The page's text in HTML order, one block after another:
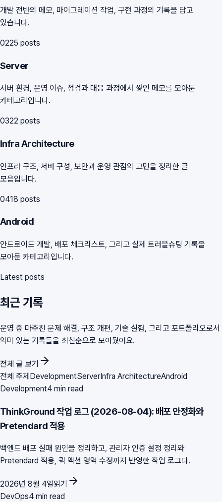
개발 전반의 메모, 마이그레이션 작업, 구현 과정의 기록을 담고
있습니다.
0225 posts
Server
서버 환경, 운영 이슈, 점검과 대응 과정에서 쌓인 메모를 모아둔
카테고리입니다.
0322 posts
Infra Architecture
인프라 구조, 서버 구성, 보안과 운영 관점의 고민을 정리한 글
모음입니다.
0418 posts
Android
안드로이드 개발, 배포 체크리스트, 그리고 실제 트러블슈팅 기록을
모아둔 카테고리입니다.
Latest posts
최근 기록
운영 중 마주친 문제 해결, 구조 개편, 기술 실험, 그리고 포트폴리오로서
의미 있는 기록들을 최신순으로 모아뒀어요.
전체 글 보기
전체 주제DevelopmentServerInfra ArchitectureAndroid
Development4 min read
ThinkGround 작업 로그 (2026-08-04): 배포 안정화와
Pretendard 적용
백엔드 배포 실패 원인을 정리하고, 관리자 인증 설정 정리와
Pretendard 적용, 퀵 액션 영역 수정까지 반영한 작업 로그다.
2026년 8월 4일읽기
DevOps4 min read